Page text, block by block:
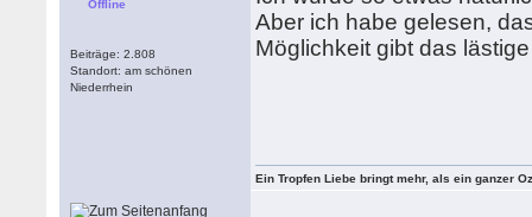
Offline
Beiträge: 2.808
Standort: am schönen
Niederrhein
Aber ich habe gelesen,
Möglichkeit gibt das
Ein Tropfen Liebe bringt mehr, als ein ganzer